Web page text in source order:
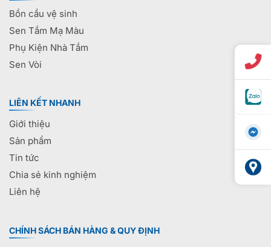
Bồn cầu vệ sinh
Sen Tắm Mạ Màu
Phụ Kiện Nhà Tắm
Sen Vòi
LIÊN KẾT NHANH
Giới thiệu
Sản phẩm
Tin tức
Chia sẻ kinh nghiệm
Liên hệ
CHÍNH SÁCH BÁN HÀNG & QUY ĐỊNH